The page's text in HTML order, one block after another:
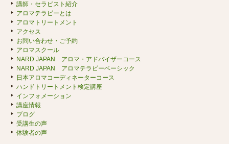
講師・セラピスト紹介
アロマテラピーとは
アロマトリートメント
アクセス
お問い合わせ・ご予約
アロマスクール
NARD JAPAN アロマ・アドバイザーコース
NARD JAPAN アロマテラピーベーシック
日本アロマコーディネーターコース
ハンドトリートメント検定講座
インフォメーション
講座情報
ブログ
受講生の声
体験者の声